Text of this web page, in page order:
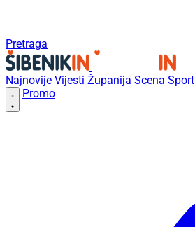
Pretraga
Najnovije Vijesti Županija Scena Sport
Promo